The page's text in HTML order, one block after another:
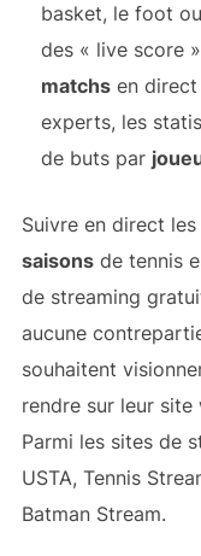
basket, le foot
des « live score
matchsen direct
experts, les
de buts par
Suivre en direct
saisonsde tennis
de streaming
aucune
souhaitent
rendre sur leur
Parmi les sites de
USTA, Tennis
Batman Stream.